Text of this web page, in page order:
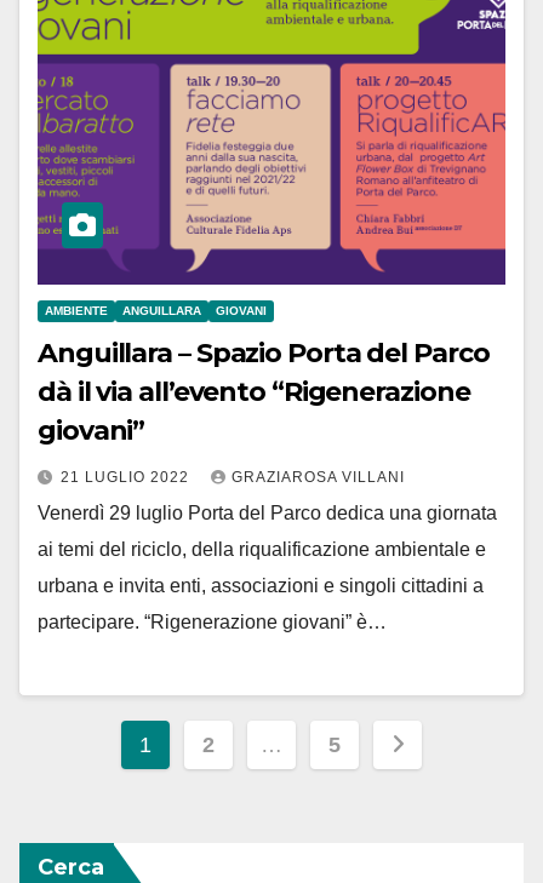
AMBIENTE ANGUILLARA GIOVANI
Anguillara – Spazio Porta del Parco
dà il via all’evento “Rigenerazione
giovani”
21 LUGLIO 2022 GRAZIAROSA VILLANI
Venerdì 29 luglio Porta del Parco dedica una giornata
ai temi del riciclo, della riqualificazione ambientale e
urbana e invita enti, associazioni e singoli cittadini a
partecipare. “Rigenerazione giovani” è…
Paginazione
articoli
1 2 … 5
Cerca